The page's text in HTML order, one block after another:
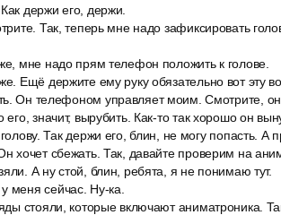
держи его, держи.
Так, теперь мне надо зафиксировать
мне надо прям телефон положить к голове.
Ещё держите ему руку обязательно вот эту
Он телефоном управляет моим. Смотрите, он
его, значит, вырубить. Как-то так хорошо он
Так держи его, блин, не могу попасть. А
хочет сбежать. Так, давайте проверим на
А ну стой, блин, ребята, я не понимаю тут.
меня сейчас. Ну-ка.
стояли, которые включают аниматроника.